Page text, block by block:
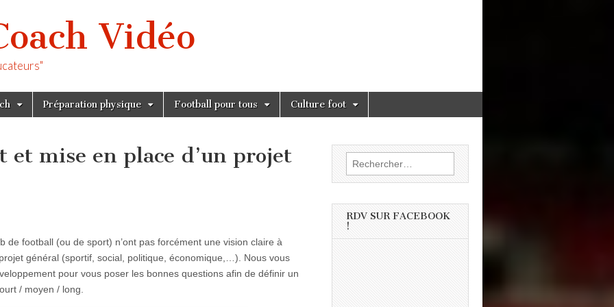
Vidéo
Préparation physique Football pour tous Culture foot
et mise en place d’un projet
de football (ou de sport) n’ont pas forcément une vision claire à
général (sportif, social, politique, économique,…). Nous vous
pour vous poser les bonnes questions afin de définir un
/ moyen / long.
Rechercher :
RDV SUR FACEBOOK
!